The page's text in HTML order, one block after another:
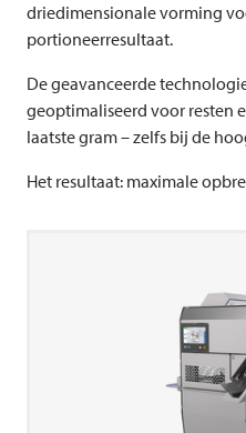
driedimensionale vorming
portioneerresultaat.
De geavanceerde
geoptimaliseerd voor resten
laatste gram – zelfs bij de
Het resultaat: maximale